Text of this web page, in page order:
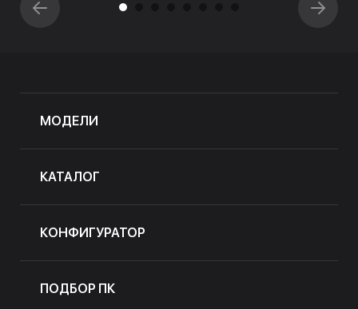
МОДЕЛИ
КАТАЛОГ
КОНФИГУРАТОР
ПОДБОР ПК